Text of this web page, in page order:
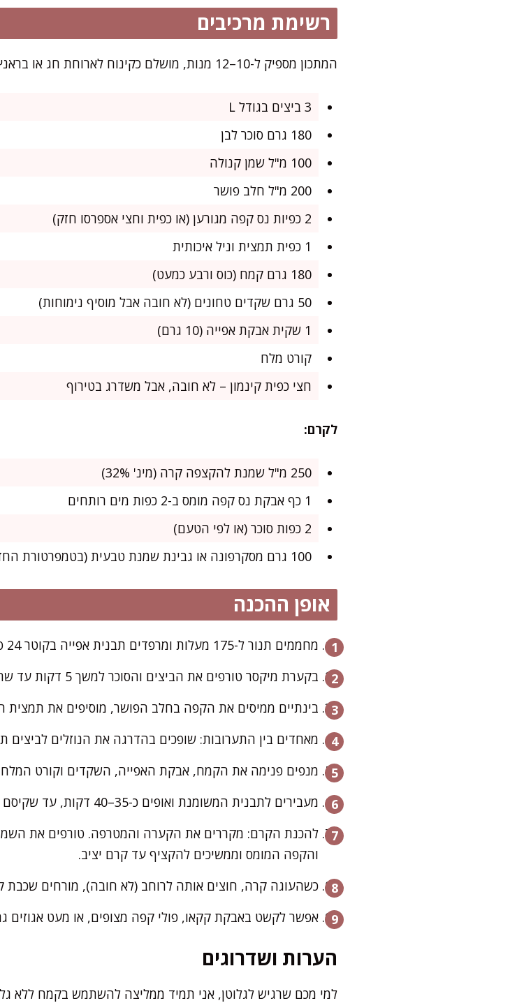
רשימת מרכיבים
המתכון מספיק ל-10–12 מנות, מושלם כקינוח לארוחת חג או בראנץ’ בסוף השבוע.
3 ביצים בגודל L
180 גרם סוכר לבן
100 מ"ל שמן קנולה
200 מ"ל חלב פושר
2 כפיות נס קפה מגורען (או כפית וחצי אספרסו חזק)
1 כפית תמצית וניל איכותית
180 גרם קמח (כוס ורבע כמעט)
50 גרם שקדים טחונים (לא חובה אבל מוסיף נימוחות)
1 שקית אבקת אפייה (10 גרם)
קורט מלח
חצי כפית קינמון – לא חובה, אבל משדרג בטירוף
לקרם:
250 מ"ל שמנת להקצפה קרה (מינ' 32%)
1 כף אבקת נס קפה מומס ב-2 כפות מים רותחים
2 כפות סוכר (או לפי הטעם)
100 גרם מסקרפונה או גבינת שמנת טבעית (בטמפרטורת החדר)
אופן ההכנה
מחממים תנור ל-175 מעלות ומרפדים תבנית אפייה בקוטר 24 ס"מ בנייר אפייה.
בקערת מיקסר טורפים את הביצים והסוכר למשך 5 דקות עד שהתערובת בהירה ותפוחה.
בינתיים ממיסים את הקפה בחלב הפושר, מוסיפים את תמצית
מאחדים בין התערובות: שופכים בהדרגה את הנוזלים לביצים
מנפים פנימה את הקמח, אבקת האפייה, השקדים וקורט
מעבירים לתבנית המשומנת ואופים כ-35–40 דקות, עד שקיסם יוצא יבש. מקררים לחלוטין לפני ציפוי.
להכנת הקרם: מקררים את הקערה והמטרפה. טורפים את
והקפה המומס וממשיכים להקציף עד קרם יציב.
כשהעוגה קרה, חוצים אותה לרוחב (לא חובה), מורחים שכבת
אפשר לקשט באבקת קקאו, פולי קפה מצופים, או מעט אגוזים
הערות ושדרוגים
למי מכם שרגיש לגלוטן, אני תמיד ממליצה להשתמש בקמח ללא